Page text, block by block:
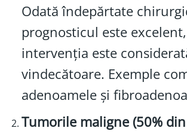
Odată îndepărtate
prognosticul este
intervenția este
vindecătoare. Exemple
adenoamele și
Tumorile maligne (50%